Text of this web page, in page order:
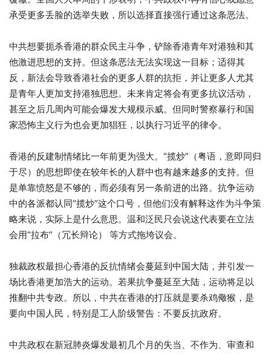
承受更多丢脸的选举失败，所以选择直接强行通过这条恶法。
中共想要扼杀香港的群众民主斗争，铲除香港青年对港独和其
他激进思想的支持。但这条恶法无法实现这一目标；适得其
反，新法会导致香港社会的更多人群的抗拒，并让更多人尤其
是青年人更加支持港独思想。未来肯定将会有更多抗议活动，
甚至之后几周内可能会爆发大规模示威。但同时警察暴行和国
家恐怖主义行为也会更加猖狂，以执行习近平的律令。
香港的反建制情绪比一年前更为强大。“揽炒”（粤语，意即同归
于尽）的思想即使在较年长的人群中也有越来越多的支持。但
是单靠愤怒是不够的，而必须有另一条前进的出路。抗争运动
中的各派都认同“揽炒”这个口号，但他们没有解释这作为斗争策
略来说，实际上是什么意思。温和泛民只会说这代表要在立法
会用“拉布”（冗长辩论） 等方式拖垮议会。
独裁政权最担心香港的反抗情绪会蔓延到中国大陆，并引发一
场比香港更加浩大的运动。若果抗争蔓延至大陆，运动将足以
推翻中共专政。所以，中共在香港的打压就是要杀鸡儆猴，是
要向中国人民，特别是工人阶级警告：不要反抗政府。
中共政权在新冠肺炎爆发最初几个月的失当、不作为、审查和